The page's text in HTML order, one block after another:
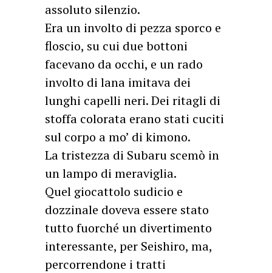
assoluto silenzio.
Era un involto di pezza sporco e
floscio, su cui due bottoni
facevano da occhi, e un rado
involto di lana imitava dei
lunghi capelli neri. Dei ritagli di
stoffa colorata erano stati cuciti
sul corpo a mo’ di kimono.
La tristezza di Subaru scemò in
un lampo di meraviglia.
Quel giocattolo sudicio e
dozzinale doveva essere stato
tutto fuorché un divertimento
interessante, per Seishiro, ma,
percorrendone i tratti